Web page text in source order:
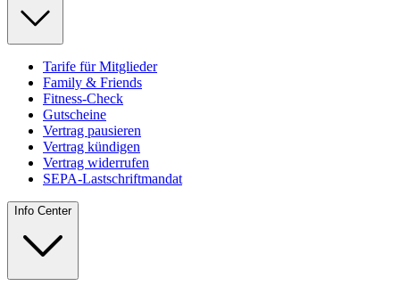
Tarife für Mitglieder
Family & Friends
Fitness-Check
Gutscheine
Vertrag pausieren
Vertrag kündigen
Vertrag widerrufen
SEPA-Lastschriftmandat
Info Center